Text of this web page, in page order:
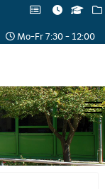
Mo-Fr 7:30 - 12:00